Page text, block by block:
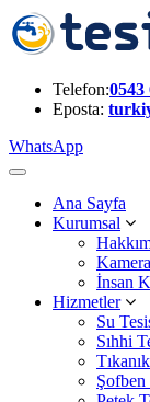
Telefon:0543
Eposta:
WhatsApp
Ana Sayfa
Kurumsal
İnsan
Hizmetler
Su
Sıhhi
Şofben